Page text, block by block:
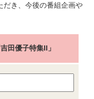
だき、今後の番組企画や
田優子特集II」